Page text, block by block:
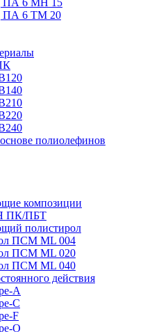
ПА 6 МН 15
ПА 6 ТМ 20
полиолефинов
композиции
ПК/ПБТ
полистирол
ПСМ ML 004
ПСМ ML 020
ПСМ ML 040
действия
A
C
F
O